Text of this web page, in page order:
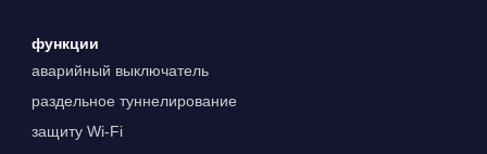
функции
аварийный выключатель
раздельное туннелирование
защиту Wi-Fi